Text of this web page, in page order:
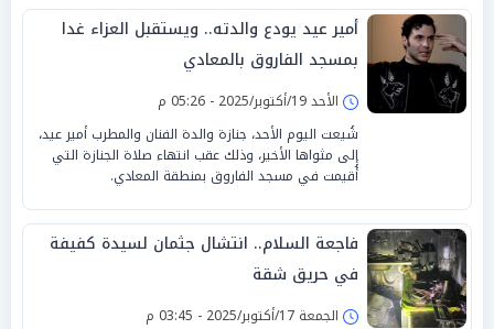
أمير عيد يودع والدته.. ويستقبل العزاء غدا
بمسجد الفاروق بالمعادي
الأحد 19/أكتوبر/2025 - 05:26 م
شُيعت اليوم الأحد، جنازة والدة الفنان والمطرب أمير عيد،
إلى مثواها الأخير، وذلك عقب انتهاء صلاة الجنازة التي
أُقيمت في مسجد الفاروق بمنطقة المعادي.
فاجعة السلام.. انتشال جثمان لسيدة كفيفة
في حريق شقة
الجمعة 17/أكتوبر/2025 - 03:45 م